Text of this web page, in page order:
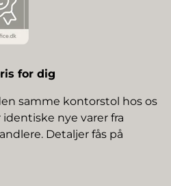
for dig
samme kontorstol hos os
nye varer fra
Detaljer fås på